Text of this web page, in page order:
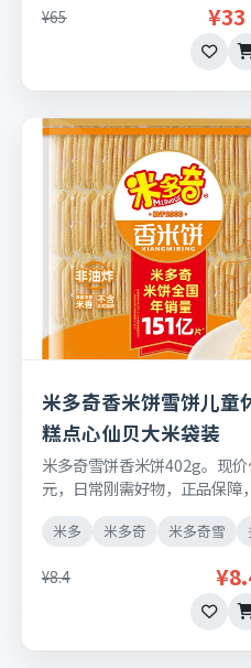
¥65 ¥33
米多奇香米饼雪饼儿童
糕点心仙贝大米袋装
米多奇雪饼香米饼402g。现
元，日常刚需好物，正品保障
米多 米多奇 米多奇雪
¥8.4